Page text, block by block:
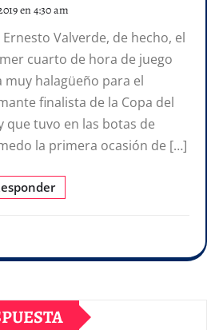
en 4:30 am
Valverde, de hecho, el
cuarto de hora de juego
muy halagüeño para el
finalista de la Copa del
que tuvo en las botas de
la primera ocasión de […]